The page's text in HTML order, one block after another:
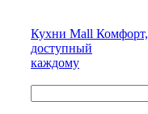
Кухни Mall Комфорт,
доступный
каждому